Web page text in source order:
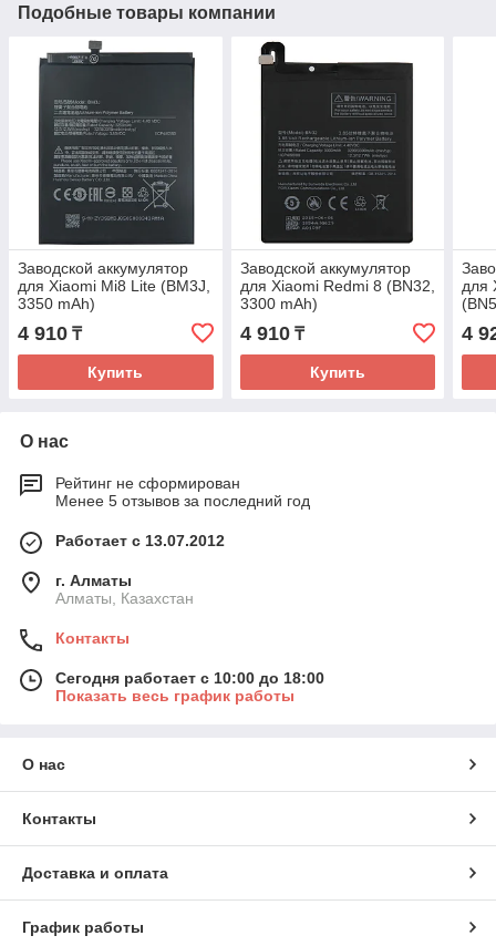
Подобные товары компании
Заводской аккумулятор
для Xiaomi Mi8 Lite (BM3J,
3350 mAh)
4 910 ₸
Купить
Заводской аккумулятор
для Xiaomi Redmi 8 (BN32,
3300 mAh)
4 910₸
Купить
для
4
О нас
Рейтинг не сформирован
Менее 5 отзывов за последний год
Работает с 13.07.2012
г. Алматы
Алматы, Казахстан
Контакты
Сегодня работает с 10:00 до 18:00
Показать весь график работы
О нас
Контакты
Доставка и оплата
График работы